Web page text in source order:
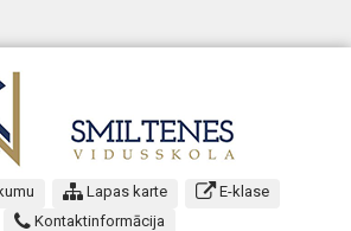
Lapas karte
E-klase
Kontaktinformācija